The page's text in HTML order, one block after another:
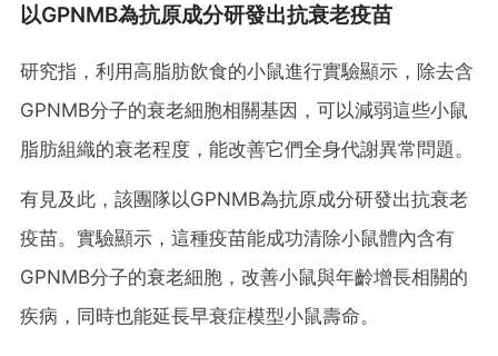
以GPNMB為抗原成分研發出抗衰老疫苗
研究指，利用高脂肪飲食的小鼠進行實驗顯示，除去含
GPNMB分子的衰老細胞相關基因，可以減弱這些小鼠
脂肪組織的衰老程度，能改善它們全身代謝異常問題。
有見及此，該團隊以GPNMB為抗原成分研發出抗衰老
疫苗。實驗顯示，這種疫苗能成功清除小鼠體內含有
GPNMB分子的衰老細胞，改善小鼠與年齡增長相關的
疾病，同時也能延長早衰症模型小鼠壽命。